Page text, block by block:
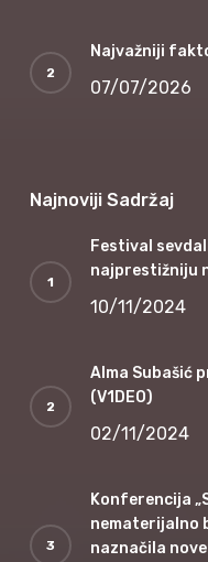
Najvažniji
07/07/2026
Najnoviji Sadržaj
Festival
najprestižniju
10/11/2024
Alma Subašić
(V1DEO)
02/11/2024
Konferencija
nematerijalno
naznačila